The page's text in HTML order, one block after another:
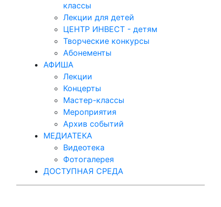
классы
Лекции для детей
ЦЕНТР ИНВЕСТ - детям
Творческие конкурсы
Абонементы
АФИША
Лекции
Концерты
Мастер-классы
Мероприятия
Архив событий
МЕДИАТЕКА
Видеотека
Фотогалерея
ДОСТУПНАЯ СРЕДА